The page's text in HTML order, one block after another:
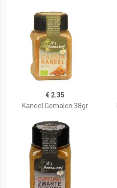
€ 2.35
Kaneel Gemalen 38gr